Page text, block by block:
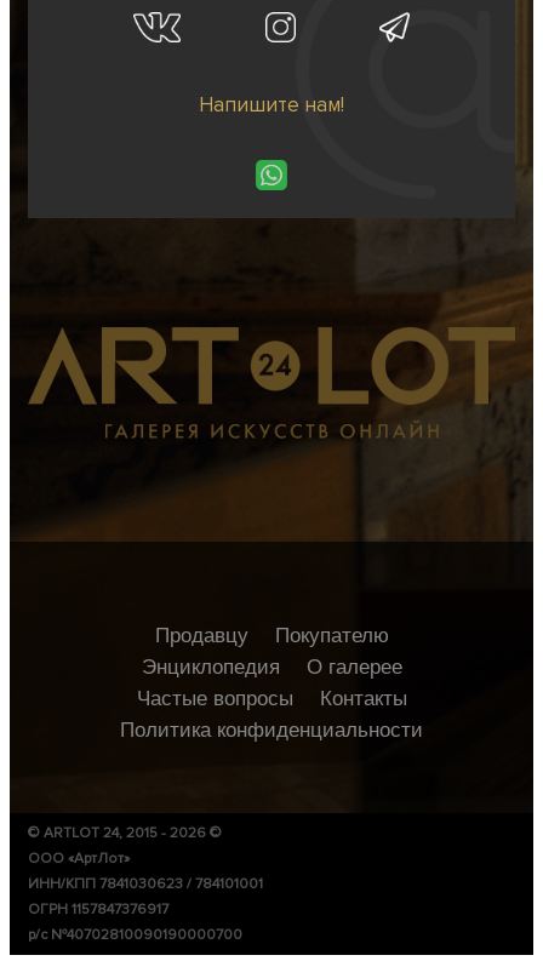
Напишите нам!
Продавцу
Покупателю
Энциклопедия
О галерее
Частые вопросы
Контакты
Политика конфиденциальности
© ARTLOT 24, 2015 - 2026 ©
ООО «АртЛот»
ИНН/КПП 7841030623 / 784101001
ОГРН 1157847376917
р/с №40702810090190000700